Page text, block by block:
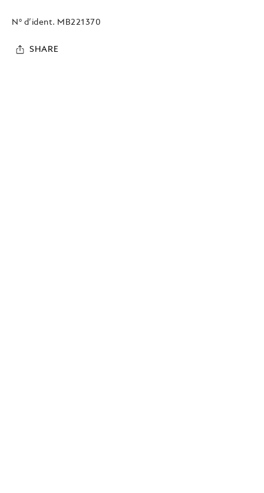
N° d’ident. MB221370
SHARE